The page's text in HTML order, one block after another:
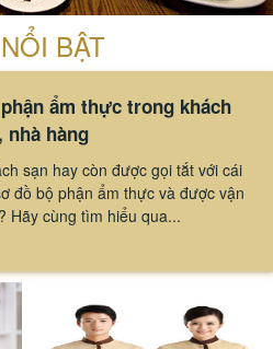
BẬT
ẩm thực trong khách
nhà hàng
sạn hay còn được gọi tắt với cái
đồ bộ phận ẩm thực và được vận
Hãy cùng tìm hiểu qua...